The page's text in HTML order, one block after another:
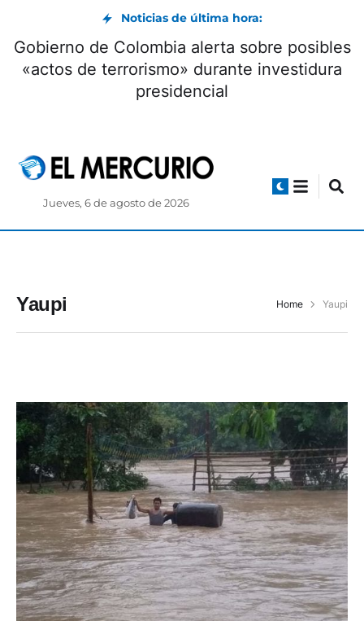
Noticias de última hora:
Gobierno de Colombia alerta sobre posibles
«actos de terrorismo» durante investidura
presidencial
Jueves, 6 de agosto de 2026
Yaupi Home Yaupi